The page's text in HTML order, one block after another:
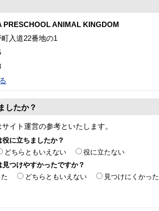
PRESCHOOL ANIMAL KINGDOM
入道22番地の1
したか？
イト運営の参考といたします。
に立ちましたか？
どちらともいえない
役に立たない
つけやすかったですか？
どちらともいえない 見つけにくかった